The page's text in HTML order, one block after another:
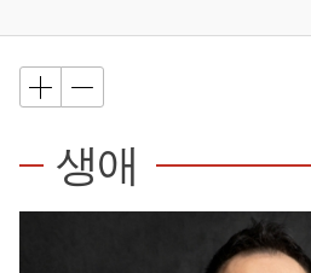
생애